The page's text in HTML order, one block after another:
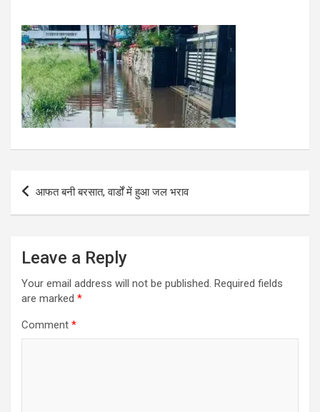
Post
आफत बनी बरसात, वार्डों में हुआ जल भराव
Leave a Reply
Your email address will not be published. Required fields
are marked *
Comment *